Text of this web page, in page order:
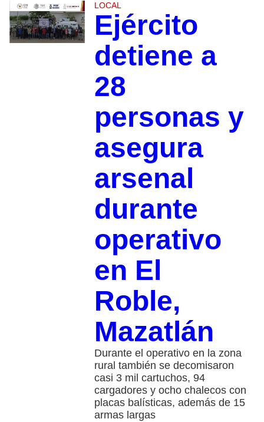
LOCAL
Ejército
detiene a
28
personas y
asegura
arsenal
durante
operativo
en El
Roble,
Mazatlán
Durante el operativo en la zona
rural también se decomisaron
casi 3 mil cartuchos, 94
cargadores y ocho chalecos con
placas balísticas, además de 15
armas largas